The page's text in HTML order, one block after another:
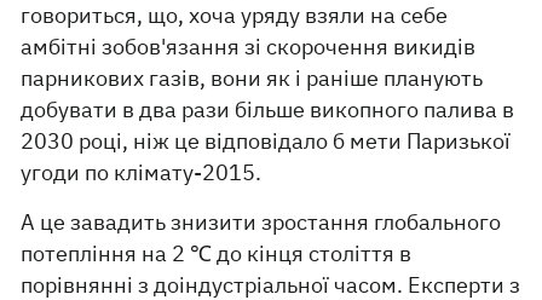
говориться, що, хоча уряду взяли на себе
амбітні зобов'язання зі скорочення викидів
парникових газів, вони як і раніше планують
добувати в два рази більше викопного палива в
2030 році, ніж це відповідало б мети Паризької
угоди по клімату-2015.
А це завадить знизити зростання глобального
потепління на 2 ℃ до кінця століття в
порівнянні з доіндустріальної часом. Експерти з